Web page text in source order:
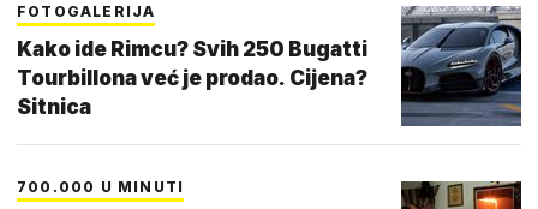
FOTOGALERIJA
Kako ide Rimcu? Svih 250 Bugatti
Tourbillona već je prodao. Cijena?
Sitnica
700.000 U MINUTI